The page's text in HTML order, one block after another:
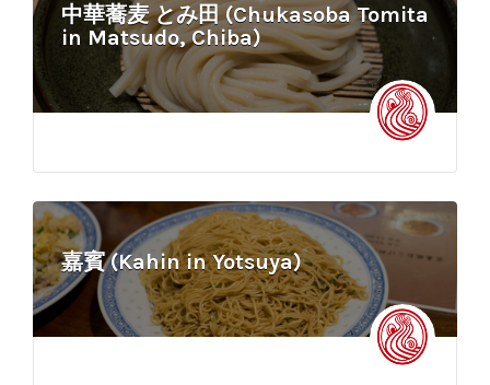
中華蕎麦 とみ田 (Chukasoba Tomita
in Matsudo, Chiba)
嘉賓 (Kahin in Yotsuya)